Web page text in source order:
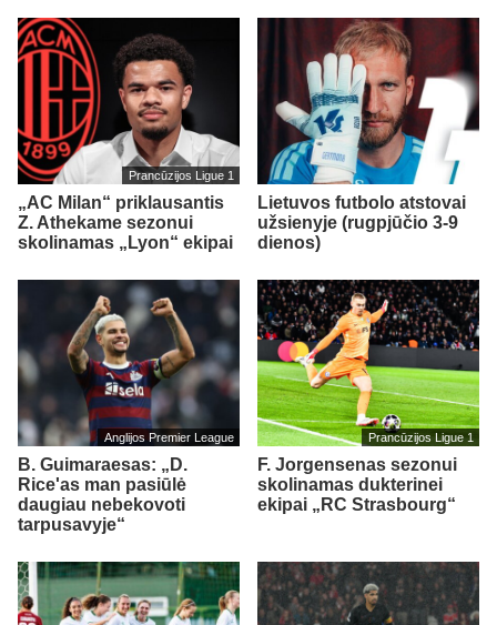
Prancūzijos Ligue 1
„AC Milan“ priklausantis
Z. Athekame sezonui
skolinamas „Lyon“ ekipai
Lietuvos futbolo atstovai
užsienyje (rugpjūčio 3-9
dienos)
Anglijos Premier League
B. Guimaraesas: „D.
Rice'as man pasiūlė
daugiau nebekovoti
tarpusavyje“
Prancūzijos Ligue 1
F. Jorgensenas sezonui
skolinamas dukterinei
ekipai „RC Strasbourg“